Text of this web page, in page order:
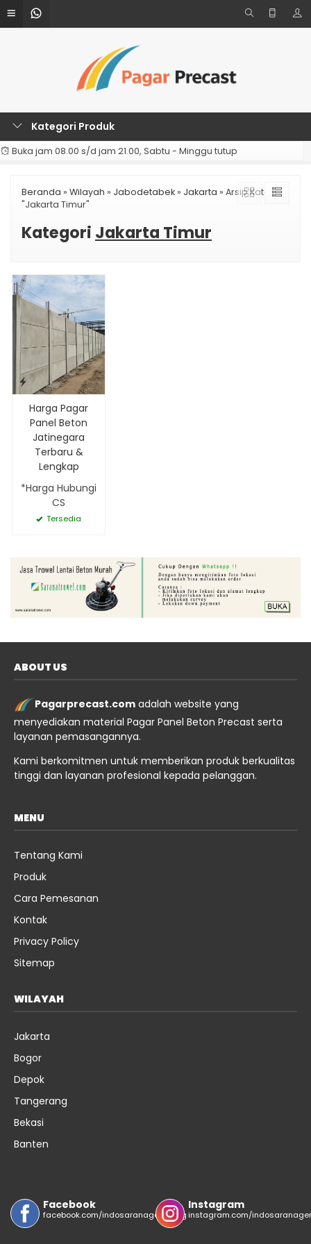
Kategori Produk
Buka jam 08.00 s/d jam 21.00, Sabtu - Minggu tutup
Beranda » Wilayah » Jabodetabek » Jakarta » Arsip Kategori
"Jakarta Timur"
Kategori Jakarta Timur
Harga Pagar
Panel Beton
Jatinegara
Terbaru &
Lengkap
*Harga Hubungi
CS
Tersedia
ABOUT US
Pagarprecast.com adalah website yang
menyediakan material Pagar Panel Beton Precast serta
layanan pemasangannya.
Kami berkomitmen untuk memberikan produk berkualitas
tinggi dan layanan profesional kepada pelanggan.
MENU
Tentang Kami
Produk
Cara Pemesanan
Kontak
Privacy Policy
Sitemap
WILAYAH
Jakarta
Bogor
Depok
Tangerang
Bekasi
Banten
Facebook
facebook.com/indosaranagemilang
Instagram
instagram.com/